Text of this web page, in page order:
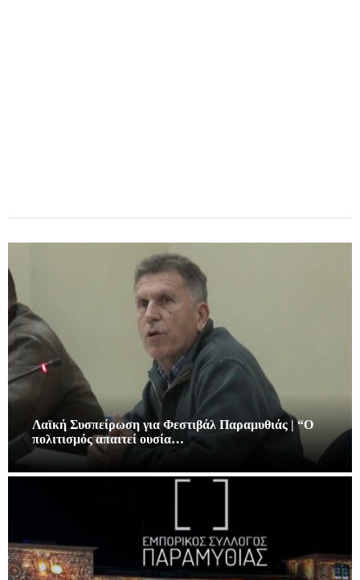
Λαϊκή Συσπείρωση για Φεστιβάλ Παραμυθιάς | “Ο
πολιτισμός απαιτεί ουσία…